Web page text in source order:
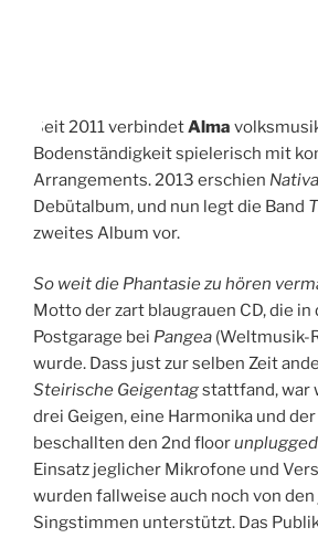
Seit 2011 verbindetAlma
Bodenständigkeit spielerisch mit
Arrangements. 2013 erschien Nativa
Debütalbum, und nun legt die Band
zweites Album vor.
So weit die Phantasie zu hören
Motto der zart blaugrauen CD, die in
Postgarage bei Pangea (Weltmusik-
wurde. Dass just zur selben Zeit
Steirische Geigentagstattfand, war
drei Geigen, eine Harmonika und
beschallten den 2nd floorunplugged
Einsatz jeglicher Mikrofone und
wurden fallweise auch noch von
Singstimmen unterstützt. Das